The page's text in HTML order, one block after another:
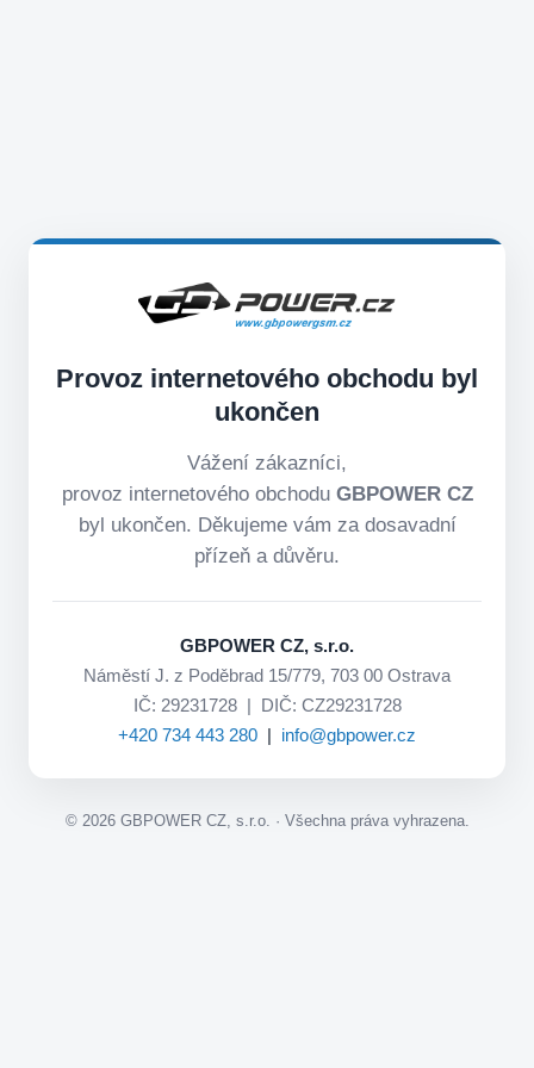
Provoz internetového obchodu byl
ukončen
Vážení zákazníci,
provoz internetového obchodu GBPOWER CZ
byl ukončen. Děkujeme vám za dosavadní
přízeň a důvěru.
GBPOWER CZ, s.r.o.
Náměstí J. z Poděbrad 15/779, 703 00 Ostrava
IČ: 29231728 | DIČ: CZ29231728
+420 734 443 280 | info@gbpower.cz
© 2026GBPOWER CZ, s.r.o. · Všechna práva vyhrazena.